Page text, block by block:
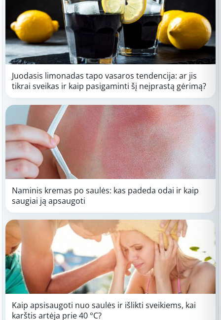
Juodasis limonadas tapo vasaros tendencija: ar jis
tikrai sveikas ir kaip pasigaminti šį neįprastą gėrimą?
Naminis kremas po saulės: kas padeda odai ir kaip
saugiai ją apsaugoti
Kaip apsisaugoti nuo saulės ir išlikti sveikiems, kai
karštis artėja prie 40 °C?